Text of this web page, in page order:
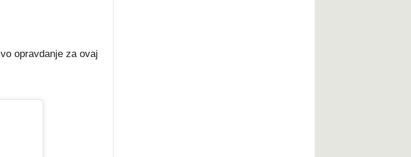
opravdanje za ovaj